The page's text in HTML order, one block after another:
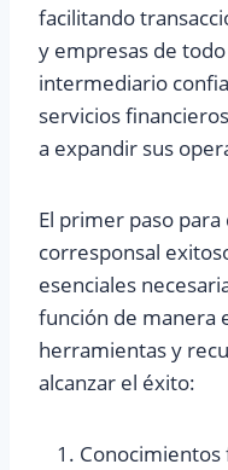
facilitando
y empresas de
intermediario
servicios
a expandir sus
El primer paso
corresponsal
esenciales
función de manera
herramientas y
alcanzar el éxito:
Conocimientos